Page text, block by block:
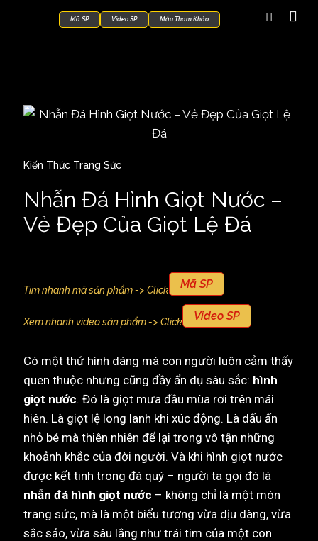
Mã SP Video SP Mẫu Tham Khảo
Kiến Thức Trang Sức
Nhẫn Đá Hình Giọt Nước –
Vẻ Đẹp Của Giọt Lệ Đá
Tìm nhanh mã sản phẩm -> Click Mã SP
Xem nhanh video sản phẩm -> Click Video SP
Có một thứ hình dáng mà con người luôn cảm thấy
quen thuộc nhưng cũng đầy ẩn dụ sâu sắc: hình
giọt nước. Đó là giọt mưa đầu mùa rơi trên mái
hiên. Là giọt lệ long lanh khi xúc động. Là dấu ấn
nhỏ bé mà thiên nhiên để lại trong vô tận những
khoảnh khắc của đời người. Và khi hình giọt nước
được kết tinh trong đá quý – người ta gọi đó là
nhẫn đá hình giọt nước – không chỉ là một món
trang sức, mà là một biểu tượng vừa dịu dàng, vừa
sắc sảo, vừa sâu lắng như trái tim của một con